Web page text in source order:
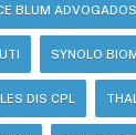
BLUM ADVOGADOS
SYNOLO
DIS CPL